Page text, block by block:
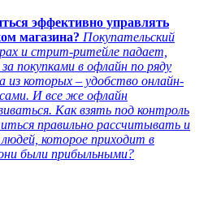
эффективно управлять
магазина? Покупательский
и стрит-ритейле падает,
покупками в офлайн по ряду
из которых – удобство онлайн-
И все же офлайн
Как взять под контроль
правильно рассчитывать и
которое приходит в
были прибыльными?